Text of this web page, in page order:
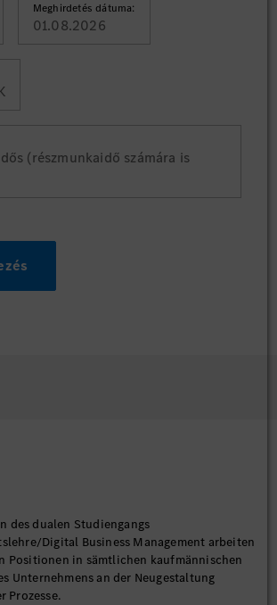
Meghirdetés dátuma:
01.08.2026
(részmunkaidő számára is
des dualen Studiengangs
Digital Business Management arbeiten
Positionen in sämtlichen kaufmännischen
Unternehmens an der Neugestaltung
Prozesse.